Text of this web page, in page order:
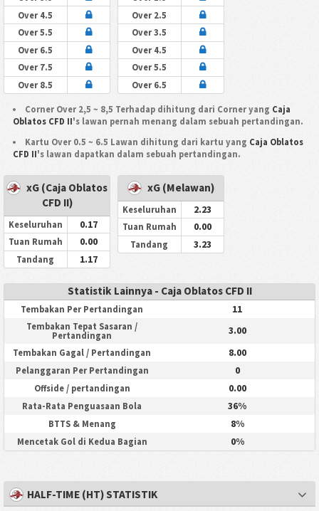
Over 4.5
Over 5.5
Over 6.5
Over 7.5
Over 8.5
Over 2.5
Over 3.5
Over 4.5
Over 5.5
Over 6.5
Corner Over 2,5 ~ 8,5 Terhadap dihitung dari Corner yang Caja
Oblatos CFD II's lawan pernah menang dalam sebuah pertandingan.
Kartu Over 0.5 ~ 6.5 Lawan dihitung dari kartu yang Caja Oblatos
CFD II's lawan dapatkan dalam sebuah pertandingan.
xG (Caja Oblatos
CFD II)
Keseluruhan 0.17
Tuan Rumah 0.00
Tandang 1.17
xG (Melawan)
Keseluruhan 2.23
Tuan Rumah 0.00
Tandang 3.23
Statistik Lainnya - Caja Oblatos CFD II
Tembakan Per Pertandingan 11
Tembakan Tepat Sasaran /
Pertandingan
3.00
Tembakan Gagal / Pertandingan 8.00
Pelanggaran Per Pertandingan 0
Offside / pertandingan 0.00
Rata-Rata Penguasaan Bola 36%
BTTS & Menang 8%
Mencetak Gol di Kedua Bagian 0%
HALF-TIME (HT) STATISTIK